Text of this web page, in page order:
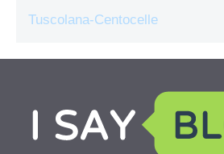
Tuscolana-Centocelle